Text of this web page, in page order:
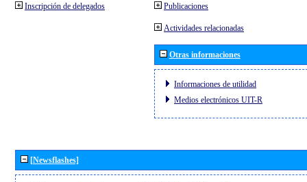
Inscripción de delegados Publicaciones
Actividades relacionadas
Otras informaciones
Informaciones de utilidad
Medios electrónicos UIT-R
[Newsflashes]